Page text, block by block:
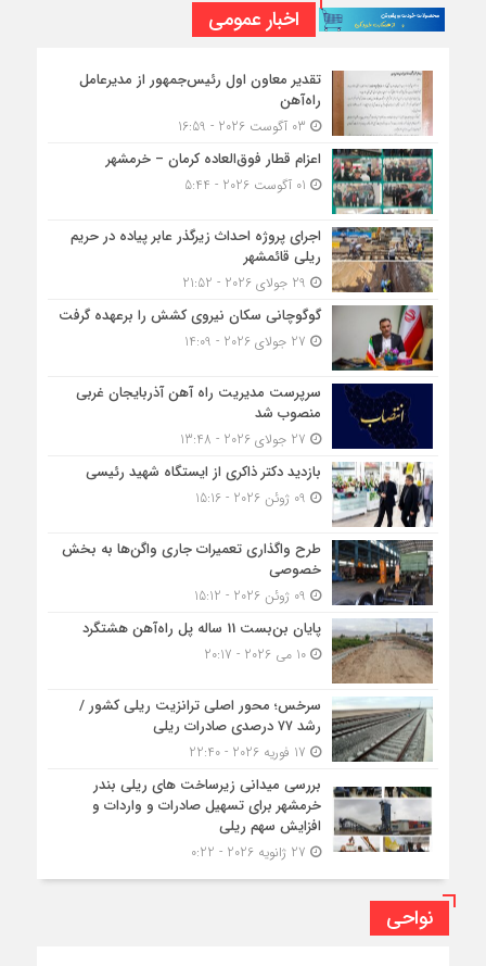
اخبار عمومی
تقدیر معاون اول رئیس‌جمهور از مدیرعامل
راه‌آهن
اعزام قطار فوق‌العاده کرمان – خرمشهر
اجرای پروژه احداث زیرگذر عابر پیاده در حریم
ریلی قائمشهر
گوگوچانی سکان نیروی کشش را برعهده گرفت
سرپرست مدیریت راه آهن آذربایجان غربی
منصوب شد
بازدید دکتر ذاکری از ایستگاه شهید رئیسی
طرح واگذاری تعمیرات جاری واگن‌ها به بخش
خصوصی
پایان بن‌بست 11 ساله پل راه‌آهن هشتگرد
10 می 2026 - 20:17
سرخس؛ محور اصلی ترانزیت ریلی کشور /
رشد ۷۷ درصدی صادرات ریلی
بررسی میدانی زیرساخت های ریلی بندر
خرمشهر برای تسهیل صادرات و واردات و
افزایش سهم ریلی
نواحی